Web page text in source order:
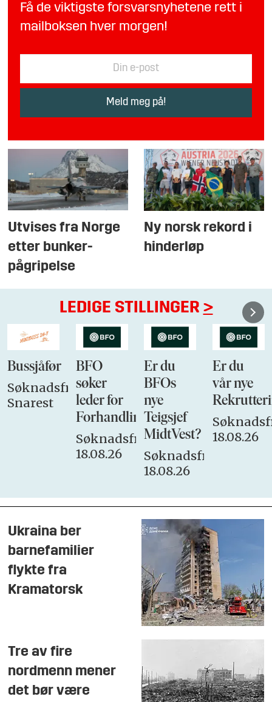
Få de viktigste forsvarsnyhetene rett i
mailboksen hver morgen!
Utvises fra Norge
etter bunker-
pågripelse
Ny norsk rekord i
hinderløp
LEDIGE STILLINGER >
Bussjåfør
Søknadsfrist:
Snarest
BFO
søker
leder for
Forhandlingsutvalget
Søknadsfrist:
18.08.26
Er du
BFOs
nye
Teigsjef
MidtVest?
Søknadsfrist:
18.08.26
Er du
vår nye
18.08.26
Ukraina ber
barnefamilier
flykte fra
Kramatorsk
Tre av fire
nordmenn mener
det bør være